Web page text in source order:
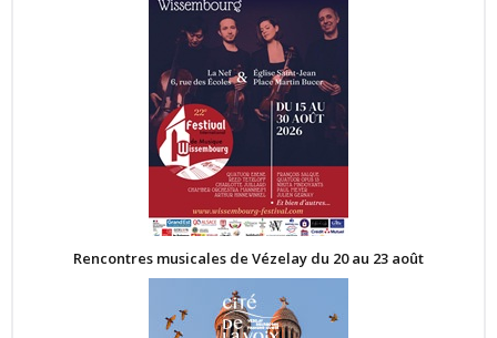
Rencontres musicales de Vézelay du 20 au 23 août